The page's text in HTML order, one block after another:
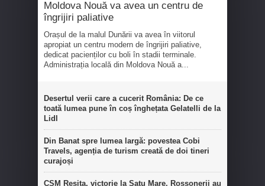
Moldova Nouă va avea un centru de
îngrijiri paliative
Orașul de la malul Dunării va avea în viitorul
apropiat un centru modern de îngrijiri paliative,
dedicat pacienților cu boli în stadii terminale.
Administrația locală din Moldova Nouă a...
Desertul verii care a cucerit România: De ce
toată lumea pune în coș înghețata Gelatelli de la
Lidl
Din Banat spre lumea largă: povestea Cobi
Travels, agenția de turism creată de doi tineri
curajoși
CSM Reșița, victorie la Satu Mare. Rossonerii au